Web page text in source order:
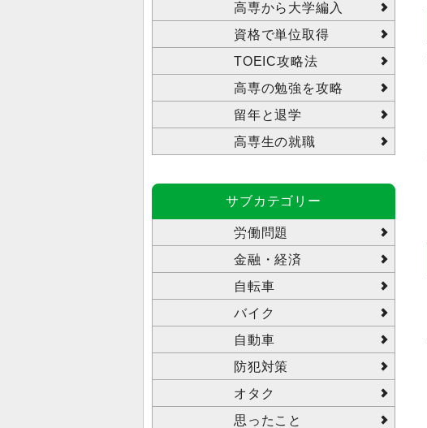
高専から大学編入
資格で単位取得
TOEIC攻略法
高専の勉強を攻略
留年と退学
高専生の就職
サブカテゴリー
労働問題
金融・経済
自転車
バイク
自動車
防犯対策
オタク
思ったこと